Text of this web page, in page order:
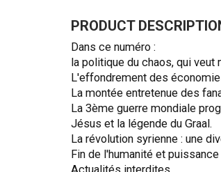
the
of
the
images
gallery
PRODUCT
Dans ce numéro :
la politique du chaos, qui veut
L'effondrement des
La montée entretenue des
La 3ème guerre mondiale
Jésus et la légende du Graal.
La révolution syrienne : une
Fin de l'humanité et